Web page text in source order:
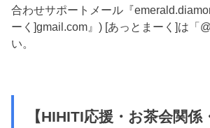
合わせサポートメール『
ーく]gmail.com』) [あっとまーく]は「
い。
【HIHITI応援・お茶会関